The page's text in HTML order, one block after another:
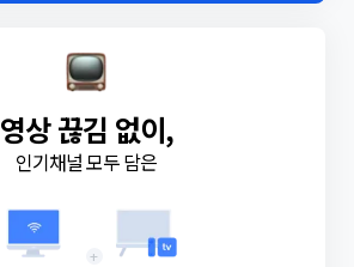
영상 끊김 없이,
인기채널 모두 담은
+